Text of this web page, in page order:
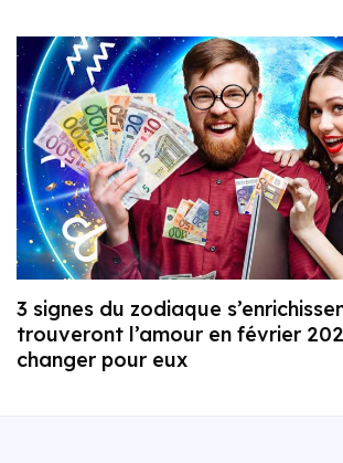
3 signes du zodiaque
trouveront l’amour en février
changer pour eux